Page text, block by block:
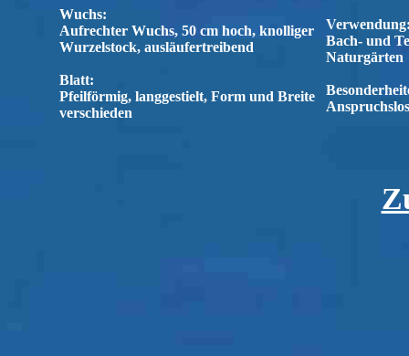
Wuchs:
Aufrechter Wuchs, 50 cm hoch, knolliger
Wurzelstock, ausläufertreibend
Blatt:
Pfeilförmig, langgestielt, Form und Breite
verschieden
Bach- und
Naturgärten